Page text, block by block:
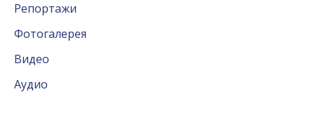
Репортажи
Фотогалерея
Видео
Аудио